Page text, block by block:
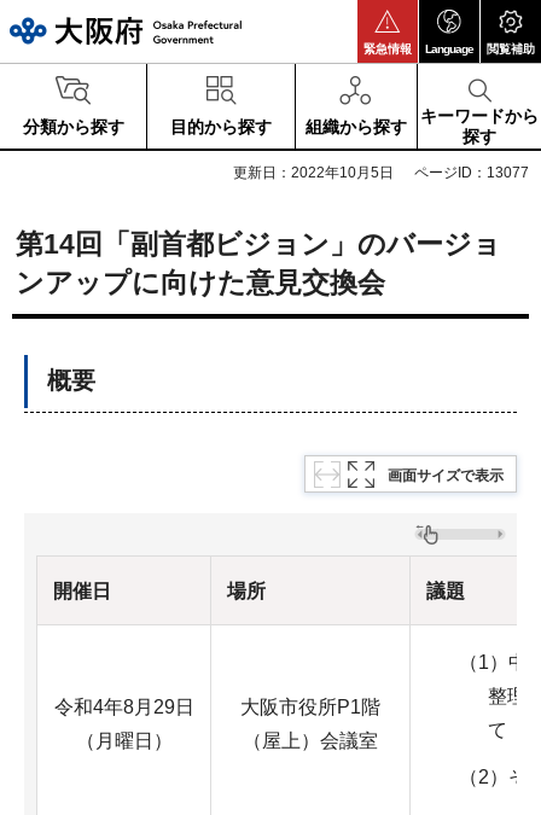
緊急情報 Language 閲覧補助
分類から探す 目的から探す 組織から探す
キーワードから
探す
更新日：2022年10月5日 ページID：13077
第14回「副首都ビジョン」のバージョ
ンアップに向けた意見交換会
概要
画面サイズで表示
開催日 場所 議題
令和4年8月29日
（月曜日）
大阪市役所P1階
（屋上）会議室
（1）中
整理
て
（2）そ